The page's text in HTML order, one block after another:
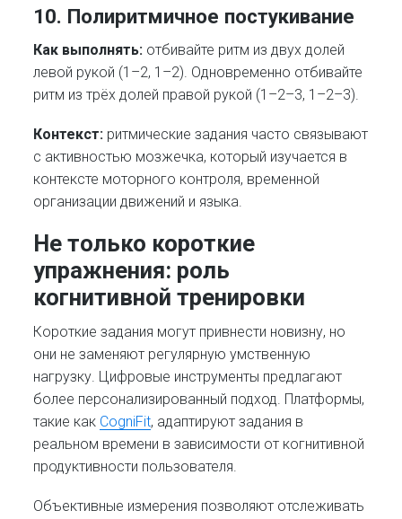
10. Полиритмичное постукивание
Как выполнять: отбивайте ритм из двух долей
левой рукой (1–2, 1–2). Одновременно отбивайте
ритм из трёх долей правой рукой (1–2–3, 1–2–3).
Контекст: ритмические задания часто связывают
с активностью мозжечка, который изучается в
контексте моторного контроля, временной
организации движений и языка.
Не только короткие
упражнения: роль
когнитивной тренировки
Короткие задания могут привнести новизну, но
они не заменяют регулярную умственную
нагрузку. Цифровые инструменты предлагают
более персонализированный подход. Платформы,
такие как CogniFit, адаптируют задания в
реальном времени в зависимости от когнитивной
продуктивности пользователя.
Объективные измерения позволяют отслеживать